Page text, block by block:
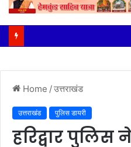
Home /उत्तराखंड
उत्तराखंड पुलिस डायरी
हरिद्वार